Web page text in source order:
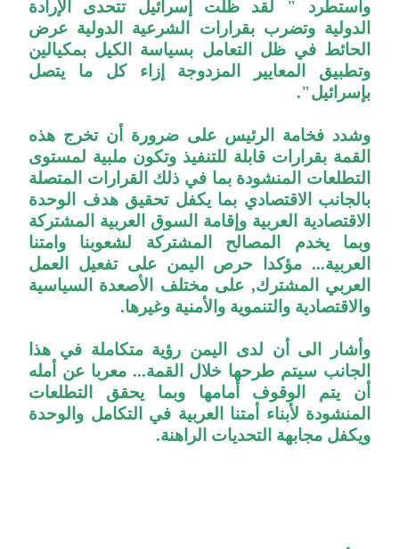
واستطرد " لقد ظلت إسرائيل تتحدى الإرادة
الدولية وتضرب بقرارات الشرعية الدولية عرض
الحائط في ظل التعامل بسياسة الكيل بمكيالين
وتطبيق المعايير المزدوجة إزاء كل ما يتصل
بإسرائيل".
وشدد فخامة الرئيس على ضرورة أن تخرج هذه
القمة بقرارات قابلة للتنفيذ وتكون ملبية لمستوى
التطلعات المنشودة بما في ذلك القرارات المتصلة
بالجانب الاقتصادي بما يكفل تحقيق هدف الوحدة
الاقتصادية العربية وإقامة السوق العربية المشتركة
وبما يخدم المصالح المشتركة لشعوبنا وامتنا
العربية... مؤكدا حرص اليمن على تفعيل العمل
العربي المشترك, على مختلف الأصعدة السياسية
والاقتصادية والتنموية والأمنية وغيرها.
وأشار الى أن لدى اليمن رؤية متكاملة في هذا
الجانب سيتم طرحها خلال القمة... معربا عن أمله
أن يتم الوقوف أمامها وبما يحقق التطلعات
المنشودة لأبناء أمتنا العربية في التكامل والوحدة
ويكفل مجابهة التحديات الراهنة.